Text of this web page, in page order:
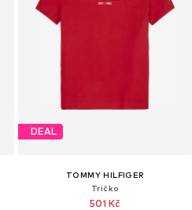
DEAL
TOMMY HILFIGER
Tričko
501 Kč